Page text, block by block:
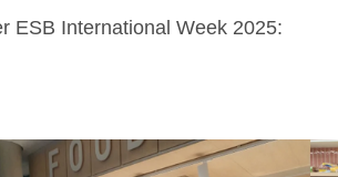
ESB International Week 2025: